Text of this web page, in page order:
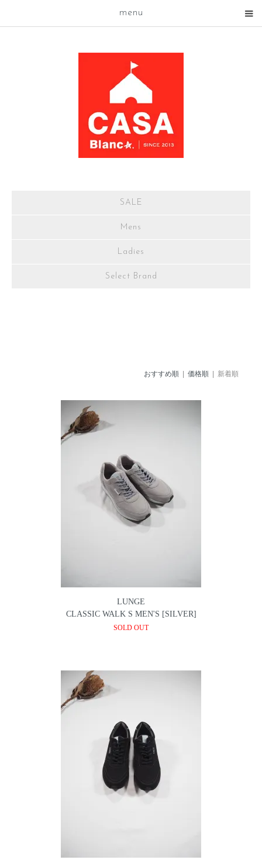
menu
SALE
Mens
Ladies
Select Brand
おすすめ順 価格順 | 新着順
LUNGE
CLASSIC WALK S MEN'S [SILVER]
SOLD OUT